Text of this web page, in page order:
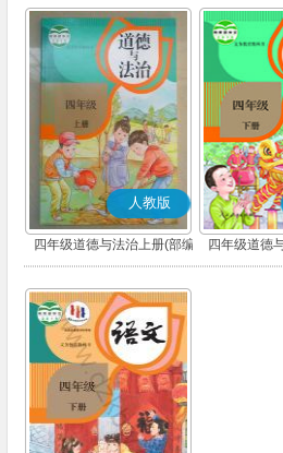
人教版
四年级道德与法治上册(部编
版)
四年级道德